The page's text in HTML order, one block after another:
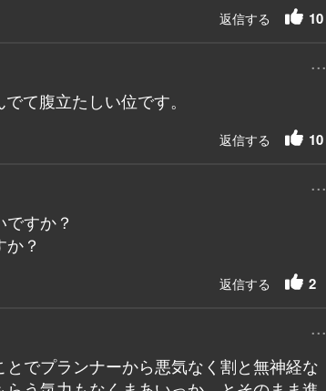
10
返信する
...
て腹立たしい位です。
10
返信する
...
すか？
？
2
返信する
...
でプランナーから悪気なく割と無神経な